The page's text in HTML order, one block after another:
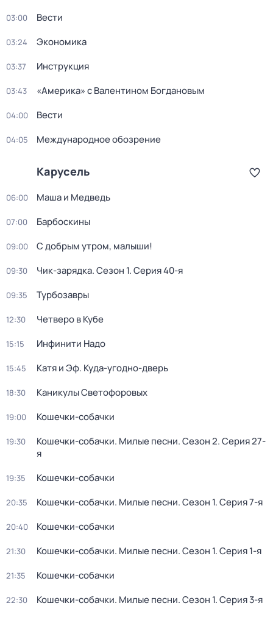
03:00 Вести
03:24 Экономика
03:37 Инструкция
03:43 «Америка» с Валентином Богдановым
04:00 Вести
04:05 Международное обозрение
Карусель
06:00 Маша и Медведь
07:00 Барбоскины
09:00 С добрым утром, малыши!
09:30 Чик-зарядка. Сезон 1. Серия 40-я
09:35 Турбозавры
12:30 Четверо в Кубе
15:15 Инфинити Надо
15:45 Катя и Эф. Куда-угодно-дверь
18:30 Каникулы Светофоровых
19:00 Кошечки-собачки
19:30 Кошечки-собачки. Милые песни. Сезон 2. Серия 27-
я
19:35 Кошечки-собачки
20:35 Кошечки-собачки. Милые песни. Сезон 1. Серия 7-я
20:40 Кошечки-собачки
21:30 Кошечки-собачки. Милые песни. Сезон 1. Серия 1-я
21:35 Кошечки-собачки
22:30 Кошечки-собачки. Милые песни. Сезон 1. Серия 3-я